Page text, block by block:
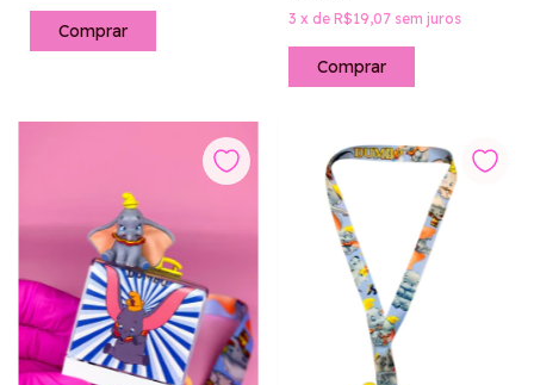
3 x de R$19,07 sem juros